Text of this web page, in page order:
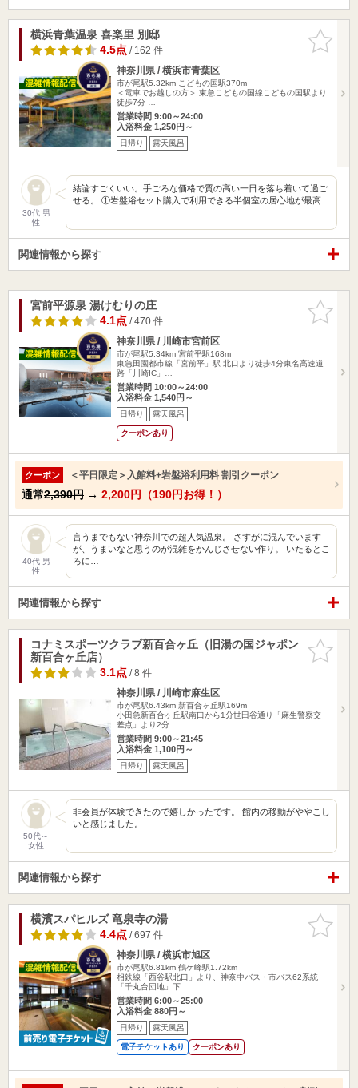
お気に入
りに追加
横浜青葉温泉 喜楽里 別邸
4.5点/ 162 件
神奈川県 / 横浜市青葉区
市が尾駅5.32km こどもの国駅370m
＜電車でお越しの方＞ 東急こどもの国線こどもの国駅より
徒歩7分 …
営業時間 9:00～24:00
入浴料金 1,250円～
日帰り 露天風呂
30代 男
性
結論すごくいい。手ごろな価格で質の高い一日を落ち着いて過ご
せる。 ①岩盤浴セット購入で利用できる半個室の居心地が最高…
関連情報から探す
お気に入
りに追加
宮前平源泉 湯けむりの庄
4.1点/ 470 件
神奈川県 / 川崎市宮前区
市が尾駅5.34km 宮前平駅168m
東急田園都市線「宮前平」駅 北口より徒歩4分東名高速道
路「川崎IC」…
営業時間 10:00～24:00
入浴料金 1,540円～
日帰り 露天風呂
クーポンあり
クーポン ＜平日限定＞入館料+岩盤浴利用料 割引クーポン
通常2,390円 → 2,200円（190円お得！）
40代 男
性
言うまでもない神奈川での超人気温泉。 さすがに混んでいます
が、うまいなと思うのが混雑をかんじさせない作り。 いたるとこ
ろに…
関連情報から探す
お気に入
りに追加
コナミスポーツクラブ新百合ヶ丘（旧湯の国ジャポン
新百合ヶ丘店）
3.1点/ 8 件
神奈川県 / 川崎市麻生区
市が尾駅6.43km 新百合ヶ丘駅169m
小田急新百合ヶ丘駅南口から1分世田谷通り「麻生警察交
差点」より2分
営業時間 9:00～21:45
入浴料金 1,100円～
日帰り 露天風呂
50代～
女性
非会員が体験できたので嬉しかったです。 館内の移動がややこし
いと感じました。
関連情報から探す
お気に入
りに追加
横濱スパヒルズ 竜泉寺の湯
4.4点/ 697 件
神奈川県 / 横浜市旭区
市が尾駅6.81km 鶴ケ峰駅1.72km
相鉄線「西谷駅北口」より、神奈中バス・市バス62系統
「千丸台団地」下…
営業時間 6:00～25:00
入浴料金 880円～
日帰り 露天風呂
電子チケットあり クーポンあり